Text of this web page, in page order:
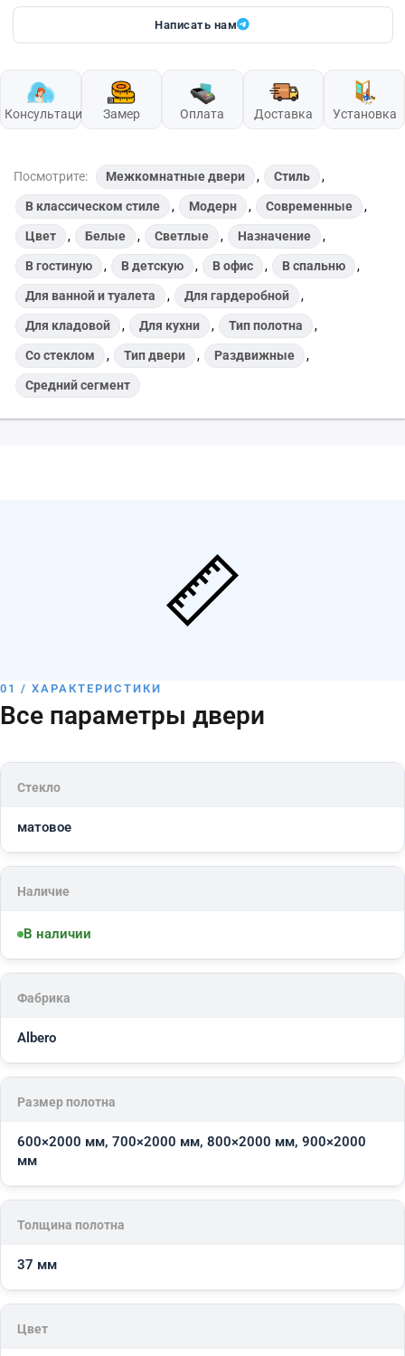
Написать нам
Консультация Замер Оплата Доставка Установка
Посмотрите: Межкомнатные двери , Стиль ,
В классическом стиле , Модерн , Современные ,
Цвет , Белые , Светлые , Назначение ,
В гостиную , В детскую , В офис , В спальню ,
Для ванной и туалета , Для гардеробной ,
Для кладовой , Для кухни , Тип полотна ,
Со стеклом , Тип двери , Раздвижные ,
Средний сегмент
01 / ХАРАКТЕРИСТИКИ
Все параметры двери
Стекло
матовое
Наличие
В наличии
Фабрика
Albero
Размер полотна
600×2000 мм, 700×2000 мм, 800×2000 мм, 900×2000
мм
Толщина полотна
37 мм
Цвет